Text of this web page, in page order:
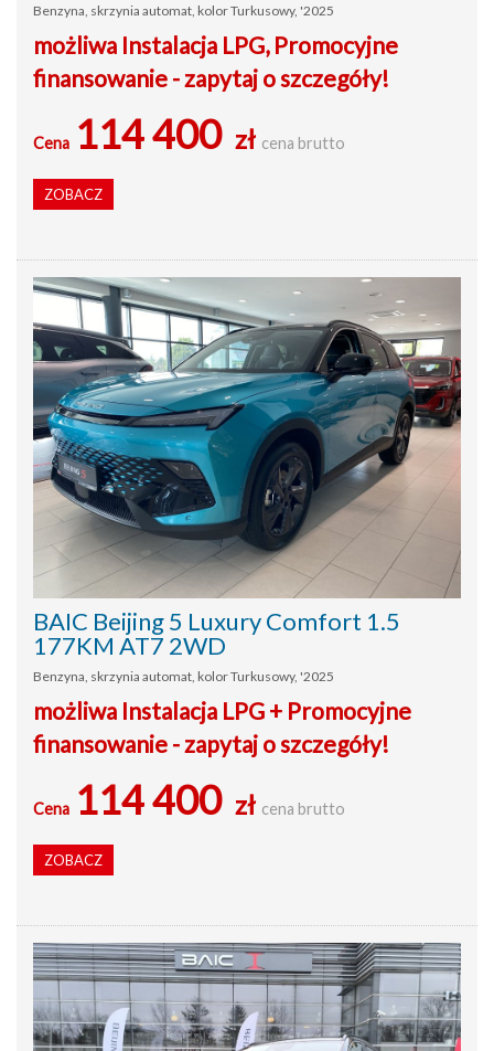
Benzyna, skrzynia automat, kolor Turkusowy, '2025
możliwa Instalacja LPG, Promocyjne
finansowanie - zapytaj o szczegóły!
Cena 114 400 zł cena brutto
ZOBACZ
BAIC Beijing 5 Luxury Comfort 1.5
177KM AT7 2WD
Benzyna, skrzynia automat, kolor Turkusowy, '2025
możliwa Instalacja LPG + Promocyjne
finansowanie - zapytaj o szczegóły!
Cena 114 400 zł cena brutto
ZOBACZ